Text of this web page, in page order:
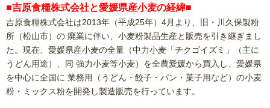
■吉原食糧株式会社と愛媛県産小麦の経緯■
吉原食糧株式会社は2013年（平成25年）4月より、旧・川久保製粉
所（松山市）の 廃業に伴い、小麦粉製品生産と販売を引き継ぎまし
た。現在、愛媛県産小麦の全量（中力小麦「チクゴイズミ」（主に
うどん用途）、同 強力小麦等小麦）を全農愛媛から買入し、愛媛県
を中心に全国に 業務用（うどん・餃子・パン・菓子用など）の小麦
粉・ミックス粉を開発し製造販売を行っています。